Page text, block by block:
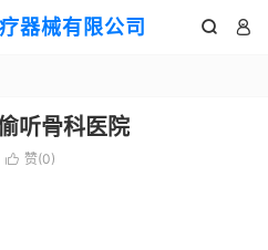
器械有限公司  
听骨科医院
 赞(0)